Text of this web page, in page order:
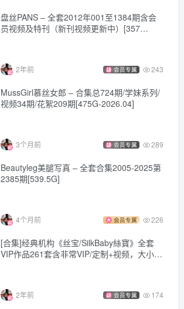
盘丝PANS – 全套2012年001至1384期含会
员视频及特刊（新刊视频更新中）[357
2年前 会员专属 243
MussGirl慕丝女郎 – 合集总724期/学妹系列/
视频34期/花絮209期[475G-2026.04]
3个月前 会员专属 289
Beautyleg美腿写真 – 全套合集2005-2025第
2385期[539.5G]
4个月前 会员专属 226
[合集]经典机构《丝宝/SilkBaby絲寶》全套
VIP作品261套含非常VIP/定制+视频，大小
2年前 会员专属 174